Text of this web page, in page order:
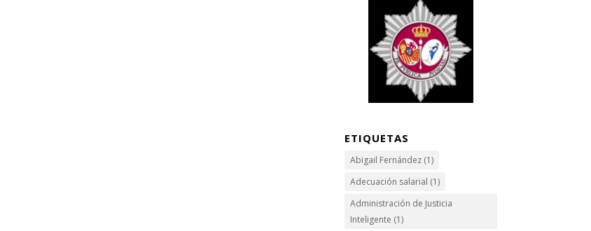
ETIQUETAS
Abigail Fernández (1)
Adecuación salarial (1)
Administración de Justicia
Inteligente (1)